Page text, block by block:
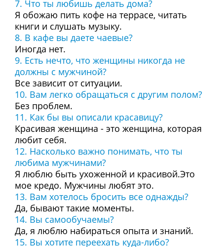
7. Что ты любишь делать дома?
Я обожаю пить кофе на террасе, читать
книги и слушать музыку.
8. В кафе вы даете чаевые?
Иногда нет.
9. Есть нечто, что женщины никогда не
должны с мужчиной?
Все зависит от ситуации.
10. Вам легко обращаться с другим полом?
Без проблем.
11. Как бы вы описали красавицу?
Красивая женщина - это женщина, которая
любит себя.
12. Насколько важно понимать, что ты
любима мужчинами?
Я люблю быть ухоженной и красивой.Это
мое кредо. Мужчины любят это.
13. Вам хотелось бросить все однажды?
Да, бывают такие моменты.
14. Вы самообучаемы?
Да, я люблю набираться опыта и знаний.
15. Вы хотите переехать куда-либо?